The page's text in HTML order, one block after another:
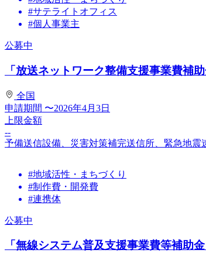
#サテライトオフィス
#個人事業主
公募中
「放送ネットワーク整備支援事業費補
全国
申請期間 〜2026年4月3日
上限金額
--
予備送信設備、災害対策補完送信所、緊急地
#地域活性・まちづくり
#制作費・開発費
#連携体
公募中
「無線システム普及支援事業費等補助